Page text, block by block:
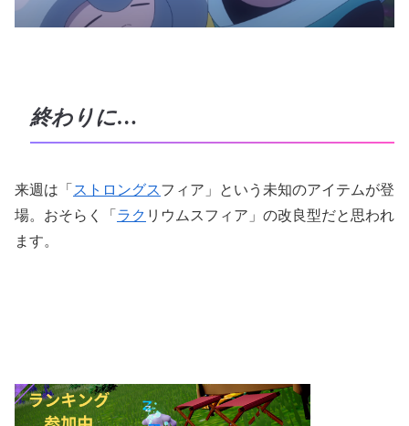
終わりに…
来週は「 ストロングスフィア」という未知のアイテムが登
場。おそらく「 ラク リウムスフィア」の改良型だと思われ
ます。